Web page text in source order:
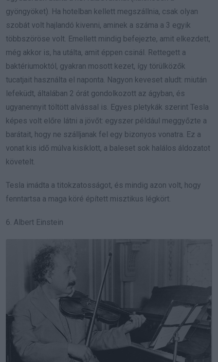
gyöngyöket). Ha hotelban kellett megszállnia, csak olyan
szobát volt hajlandó kivenni, aminek a száma a 3 egyik
többszöröse volt. Emellett mindig befejezte, amit elkezdett,
még akkor is, ha utálta, amit éppen csinál. Rettegett a
baktériumoktól, gyakran mosott kezet, így törülközők
tucatjait használta el naponta. Nagyon keveset aludt: miután
lefeküdt, általában 2 órát gondolkozott az ágyban, és
ugyanennyit töltött alvással is. Egyes pletykák szerint Tesla
képes volt előre látni a jövőt: egyszer például meggyőzte a
barátait, hogy ne szálljanak fel egy bizonyos vonatra. Ez a
vonat kis idő múlva kisiklott, a baleset sok halálos áldozatot
követelt.
Tesla imádta a titokzatosságot, és mindig azon volt, hogy
fenntartsa a maga köré épített misztikus légkört.
6. Albert Einstein